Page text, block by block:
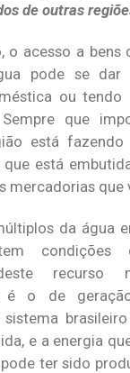
de outras
o acesso a bens
pode se
ou tendo
que
está
está
mercadorias que
da água
recurso
é o de
e a energia
ter sido